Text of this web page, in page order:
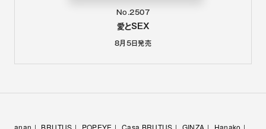
No.2507
愛とSEX
8月5日発売